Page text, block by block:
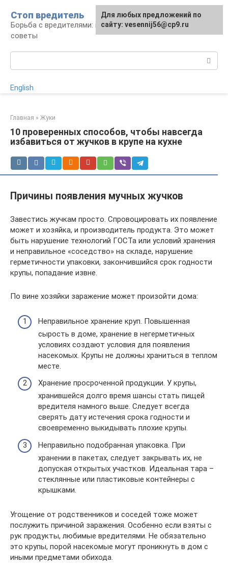
контенту
Стоп вредитель
Борьба с вредителями: правила, средства,
советы
English
Главная » Жуки
10 проверенных способов, чтобы навсегда
избавиться от жучков в крупе на кухне
Причины появления мучных жучков
Завестись жучкам просто. Спровоцировать их появление
может и хозяйка, и производитель продукта. Это может
быть нарушение технологий ГОСТа или условий хранения
и неправильное «соседство» на складе, нарушение
герметичности упаковки, закончившийся срок годности
крупы, попадание извне.
По вине хозяйки заражение может произойти дома:
Неправильное хранение круп. Повышенная
сырость в доме, хранение в негерметичных
условиях создают условия для появления
насекомых. Крупы не должны храниться в теплом
месте.
Хранение просроченной продукции. У крупы,
хранившейся долго время шансы стать пищей
вредителя намного выше. Следует всегда
сверять дату истечения срока годности и
своевременно выкидывать плохие крупы.
Неправильно подобранная упаковка. При
хранении в пакетах, следует закрывать их, не
допуская открытых участков. Идеальная тара –
стеклянные или пластиковые контейнеры с
крышками.
Угощение от родственников и соседей тоже может
послужить причиной заражения. Особенно если взяты с
рук продукты, любимые вредителями. Не обязательно
это крупы, порой насекомые могут проникнуть в дом с
иными предметами обихода.
Для любых предложений по
сайту: vesennij56@cp9.ru